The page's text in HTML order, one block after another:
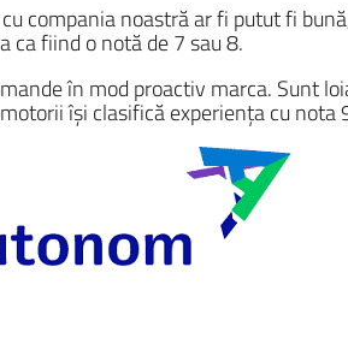
compania noastră ar fi putut fi
ca fiind o notă de 7 sau 8.
în mod proactiv marca. Sunt
își clasifică experiența cu nota